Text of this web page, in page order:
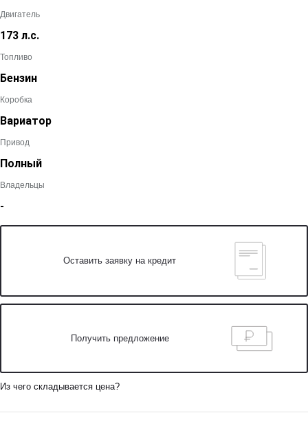
Двигатель
173 л.с.
Топливо
Бензин
Коробка
Вариатор
Привод
Полный
Владельцы
-
Оставить заявку на кредит
Получить предложение
Из чего складывается цена?